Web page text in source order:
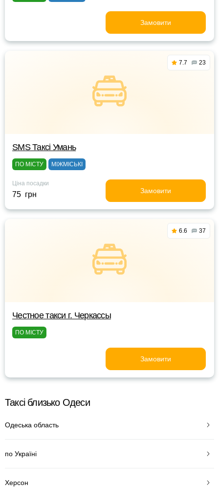
Замовити
7.7 23
SMS Таксі Умань
ПО МІСТУ МІЖМІСЬКІ
Ціна посадки
75 грн Замовити
6.6 37
Честное такси г. Черкассы
ПО МІСТУ
Замовити
Таксі близько Одеси
Одеська область
по Україні
Херсон